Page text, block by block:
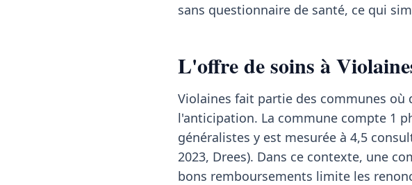
sans questionnaire de santé, ce qui
L'offre de soins à
Violaines fait partie des communes où
l'anticipation. La commune compte 1
généralistes y est mesurée à 4,5
2023, Drees). Dans ce contexte, une
bons remboursements limite les